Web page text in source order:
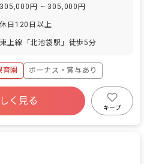
円 ~ 305,000円
日120日以上
上線「北池袋駅」徒歩5分
育園
ボーナス・賞与あり
上
補助あり
社会保険完備
く見る
キープ